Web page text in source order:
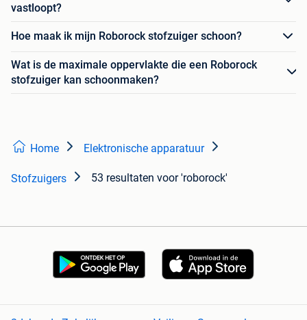
vastloopt?
Hoe maak ik mijn Roborock stofzuiger schoon?
Wat is de maximale oppervlakte die een Roborock
stofzuiger kan schoonmaken?
Home Elektronische apparatuur
Stofzuigers 53 resultaten voor 'roborock'